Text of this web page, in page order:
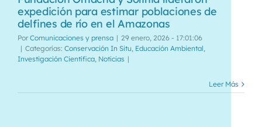
expedición para estimar poblaciones de
delfines de río en el Amazonas
Por Comunicaciones y prensa | 29 enero, 2026 - 17:01:06
| Categorías: Conservación In Situ, Educación Ambiental,
Investigación Científica, Noticias |
Leer Más